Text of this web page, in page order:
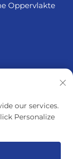
Oppervlakte
our services.
Personalize